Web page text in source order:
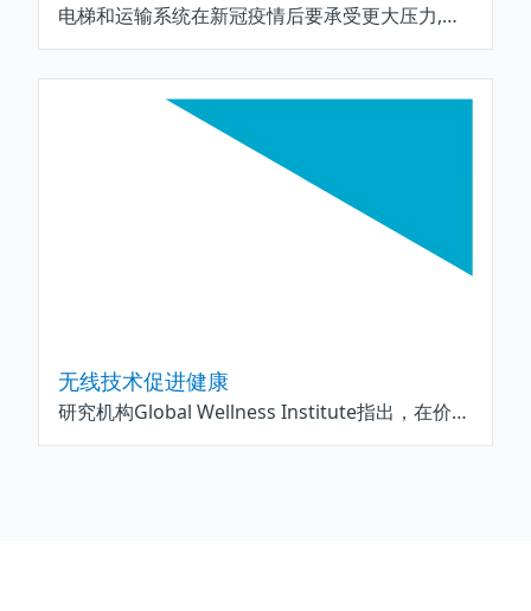
电梯和运输系统在新冠疫情后要承受更大压力,无线技术将帮助提高这些关键性设备的可靠性.nRF9160 SiP之类设备已经通过检测小故障(例如起火和电涌)来支持智能电网的正常运作
无线技术促进健康
研究机构Global Wellness Institute指出，在价值数万亿美元的大型产业中，“积极健康选择”(即“维持健康”)领域的消费将继续占有越来越大的比例，而无线技术领域就是其中的受惠产业之一。